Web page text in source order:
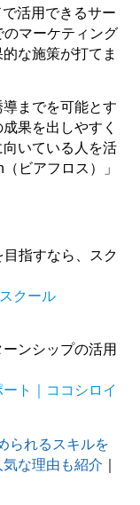
活用できるサー
のマーケティング
な施策が打てま
までを可能とす
果を出しやすく
いている人を活
ビアフロス）」
指すなら、スク
クール
ンシップの活用
ト｜ココシロイ
られるスキルを
な理由も紹介